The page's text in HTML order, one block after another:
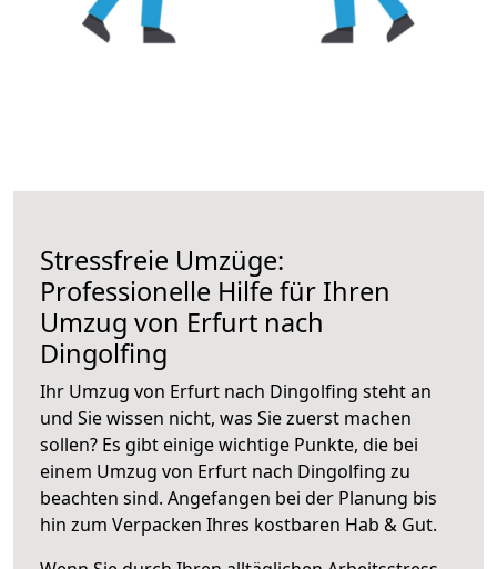
Stressfreie Umzüge:
Professionelle Hilfe für Ihren
Umzug von Erfurt nach
Dingolfing
Ihr Umzug von Erfurt nach Dingolfing steht an
und Sie wissen nicht, was Sie zuerst machen
sollen? Es gibt einige wichtige Punkte, die bei
einem Umzug von Erfurt nach Dingolfing zu
beachten sind. Angefangen bei der Planung bis
hin zum Verpacken Ihres kostbaren Hab & Gut.